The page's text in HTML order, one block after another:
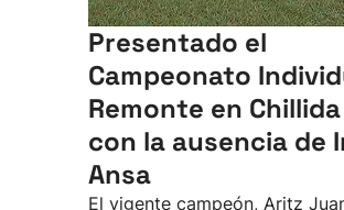
Presentado el
Campeonato
Remonte en
con la ausencia de
Ansa
El vigente campeón, Aritz